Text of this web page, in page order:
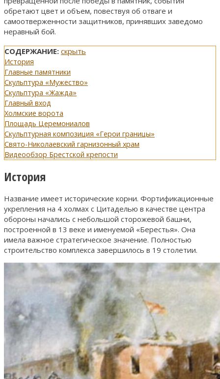
обретают цвет и объем, повествуя об отваге и
самоотверженности защитников, принявших заведомо
неравный бой.
СОДЕРЖАНИЕ: скрыть
История
Главные памятники
Скульптура «Мужество»
Скульптура «Жажда»
Главный вход
Холмские ворота
Площадь Церемониалов
Скульптурная композиция «Герои границы»
Свято-Николаевский гарнизонный храм
Видеообзор Брестской крепости
История
Название имеет исторические корни. Фортификационные
укрепления на 4 холмах с Цитаделью в качестве центра
обороны начались с небольшой сторожевой башни,
построенной в 13 веке и именуемой «Берестья». Она
имела важное стратегическое значение. Полностью
строительство комплекса завершилось в 19 столетии.